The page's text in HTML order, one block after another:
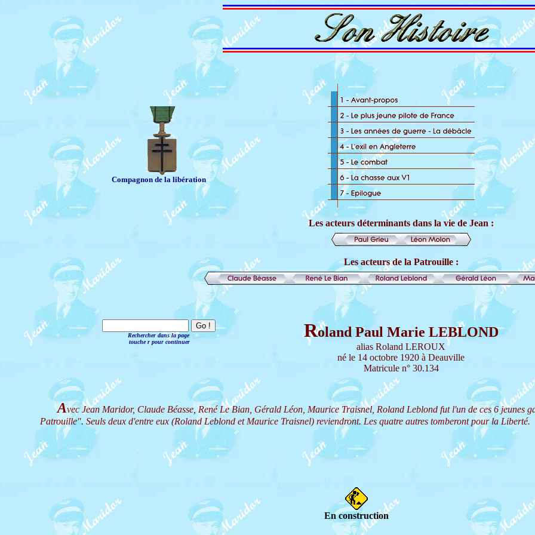
Compagnon de la libération
Les acteurs déterminants dans la vie de Jean :
Les acteurs de la Patrouille :
Rechercher dans la page
touche r pour continuer
Roland Paul Marie LEBLOND
alias Roland LEROUX
né le 14 octobre 1920 à Deauville
Matricule n° 30.134
Avec Jean Maridor, Claude Béasse, René Le Bian, Gérald Léon, Maurice Traisnel, Roland Leblond fut l'un de ces 6 jeunes
Patrouille". Seuls deux d'entre eux (Roland Leblond et Maurice Traisnel) reviendront. Les quatre autres tomberont pour la Liberté.
En construction